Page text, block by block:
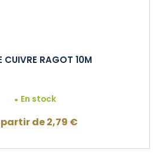
CUIVRE RAGOT 10M
En stock
partir de2,79 €